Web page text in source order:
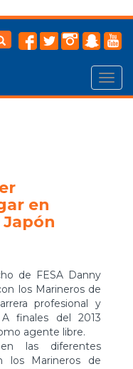
en
de FESA Danny
los Marineros de
profesional y
finales del 2013
agente libre.
las diferentes
los Marineros de